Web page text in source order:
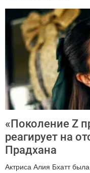
«Поколение Z
реагирует на
Прадхана
Актриса Алия Бхатт